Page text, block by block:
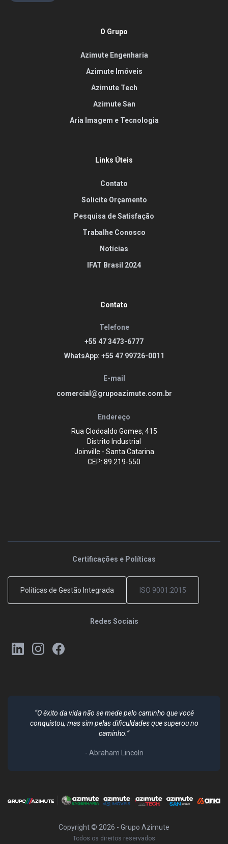
O Grupo
Azimute Engenharia
Azimute Imóveis
Azimute Tech
Azimute San
Aria Imagem e Tecnologia
Links Úteis
Contato
Solicite Orçamento
Pesquisa de Satisfação
Trabalhe Conosco
Notícias
IFAT Brasil 2024
Contato
Telefone
+55 47 3473-6777
WhatsApp: +55 47 99726-0011
E-mail
comercial@grupoazimute.com.br
Endereço
Rua Clodoaldo Gomes, 415
Distrito Industrial
Joinville - Santa Catarina
CEP: 89.219-550
Certificações e Políticas
Políticas de Gestão Integrada ISO 9001:2015
Redes Sociais
“O êxito da vida não se mede pelo caminho que você
conquistou, mas sim pelas dificuldades que superou no
caminho.”
- Abraham Lincoln
Copyright © 2026 - Grupo Azimute
Todos os direitos reservados